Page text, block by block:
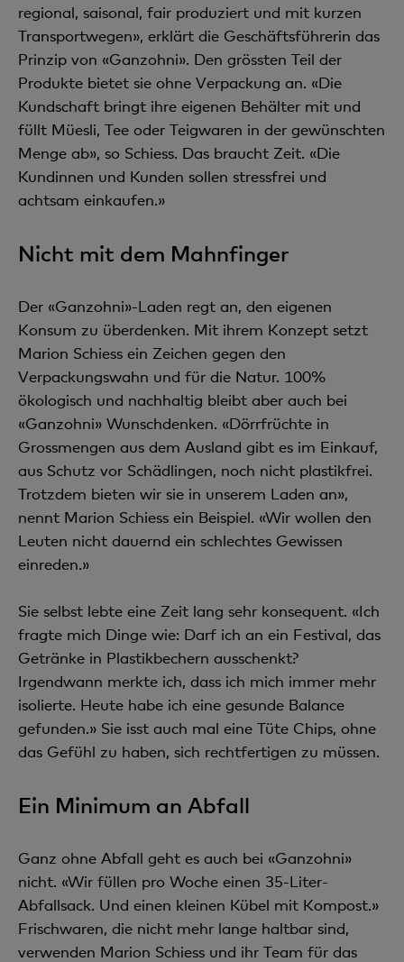
regional, saisonal, fair produziert und mit kurzen
Transportwegen», erklärt die Geschäftsführerin das
Prinzip von «Ganzohni». Den grössten Teil der
Produkte bietet sie ohne Verpackung an. «Die
Kundschaft bringt ihre eigenen Behälter mit und
füllt Müesli, Tee oder Teigwaren in der gewünschten
Menge ab», so Schiess. Das braucht Zeit. «Die
Kundinnen und Kunden sollen stressfrei und
achtsam einkaufen.»
Nicht mit dem Mahnfinger
Der «Ganzohni»-Laden regt an, den eigenen
Konsum zu überdenken. Mit ihrem Konzept setzt
Marion Schiess ein Zeichen gegen den
Verpackungswahn und für die Natur. 100%
ökologisch und nachhaltig bleibt aber auch bei
«Ganzohni» Wunschdenken. «Dörrfrüchte in
Grossmengen aus dem Ausland gibt es im Einkauf,
aus Schutz vor Schädlingen, noch nicht plastikfrei.
Trotzdem bieten wir sie in unserem Laden an»,
nennt Marion Schiess ein Beispiel. «Wir wollen den
Leuten nicht dauernd ein schlechtes Gewissen
einreden.»
Sie selbst lebte eine Zeit lang sehr konsequent. «Ich
fragte mich Dinge wie: Darf ich an ein Festival, das
Getränke in Plastikbechern ausschenkt?
Irgendwann merkte ich, dass ich mich immer mehr
isolierte. Heute habe ich eine gesunde Balance
gefunden.» Sie isst auch mal eine Tüte Chips, ohne
das Gefühl zu haben, sich rechtfertigen zu müssen.
Ein Minimum an Abfall
Ganz ohne Abfall geht es auch bei «Ganzohni»
nicht. «Wir füllen pro Woche einen 35-Liter-
Abfallsack. Und einen kleinen Kübel mit Kompost.»
Frischwaren, die nicht mehr lange haltbar sind,
verwenden Marion Schiess und ihr Team für das